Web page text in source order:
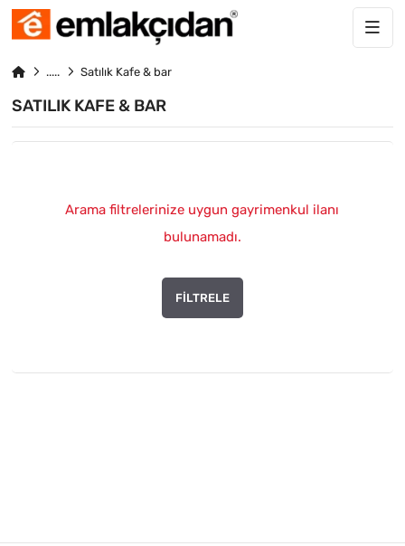
Satılık Kafe & bar
SATILIK KAFE & BAR
Arama filtrelerinize uygun gayrimenkul ilanı
bulunamadı.
FILTRELE